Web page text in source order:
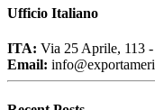
Ufficio Italiano
ITA: Via 25 Aprile, 113
Email: